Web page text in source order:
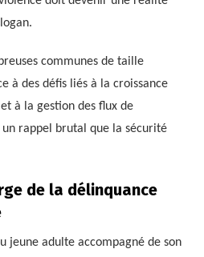
communes de taille
à des défis liés à la croissance
à la gestion des flux de
rappel brutal que la sécurité
de la délinquance
jeune adulte accompagné de son